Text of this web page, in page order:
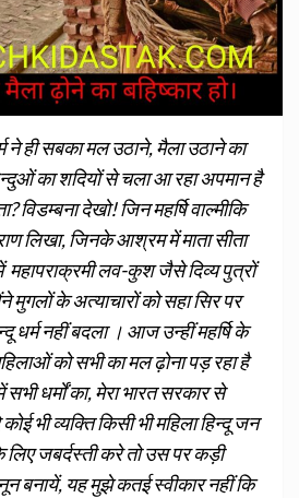
ने ही सबका मल उठाने, मैला उठाने का
का शदियों से चला आ रहा अपमान है
विडम्बना देखो! जिन महर्षि वाल्मीकि
लिखा, जिनके आश्रम में माता सीता
लव-कुश जैसे दिव्य पुत्रों
मुगलों के अत्याचारों को सहा सिर पर
धर्म नहीं बदला । आज उन्हीं महर्षि के
को सभी का मल ढ़ोना पड़ रहा है
धर्मों का, मेरा भारत सरकार से
भी व्यक्ति किसी भी महिला हिन्दू जन
लिए जबर्दस्ती करे तो उस पर कड़ी
बनायें, यह मुझे कतई स्वीकार नहीं कि